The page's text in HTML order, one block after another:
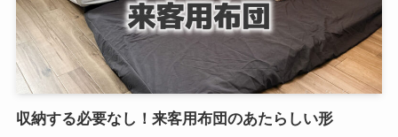
収納する必要なし！来客用布団のあたらしい形